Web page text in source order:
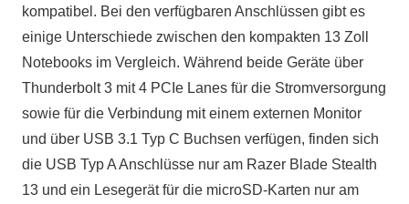
kompatibel. Bei den verfügbaren Anschlüssen gibt es
einige Unterschiede zwischen den kompakten 13 Zoll
Notebooks im Vergleich. Während beide Geräte über
Thunderbolt 3 mit 4 PCIe Lanes für die Stromversorgung
sowie für die Verbindung mit einem externen Monitor
und über USB 3.1 Typ C Buchsen verfügen, finden sich
die USB Typ A Anschlüsse nur am Razer Blade Stealth
13 und ein Lesegerät für die microSD-Karten nur am